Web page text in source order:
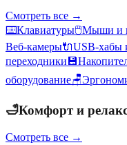
Смотреть все →
⌨️Клавиатуры🖱️Мыши и
Веб-камеры🔌USB-хабы
переходники 💾
оборудование🪑
🛁Комфорт и
Смотреть все →